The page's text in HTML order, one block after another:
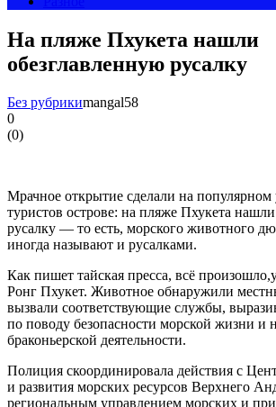
На пляже Пхукета нашли
обезглавленную русалку
Без рубрикиmangal58
0
(0)
Мрачное открытие сделали на популярном
туристов острове: на пляже Пхукета
русалку — то есть, морского животного
иногда называют и русалками.
Как пишет тайская пресса, всё
Ронг Пхукет. Животное обнаружили
вызвали соответствующие службы,
по поводу безопасности морской жизни и
браконьерской деятельности.
Полиция скоординировала действия с
и развития морских ресурсов Верхнего
региональным управлением морских и